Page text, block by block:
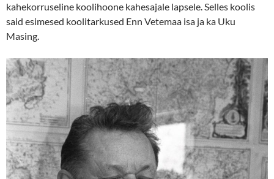
kahekorruseline koolihoone kahesajale lapsele. Selles koolis
said esimesed koolitarkused Enn Vetemaa isa ja ka Uku
Masing.